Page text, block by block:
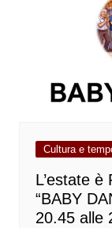
Cultura e
L’estate è
“BABY
20.45 alle